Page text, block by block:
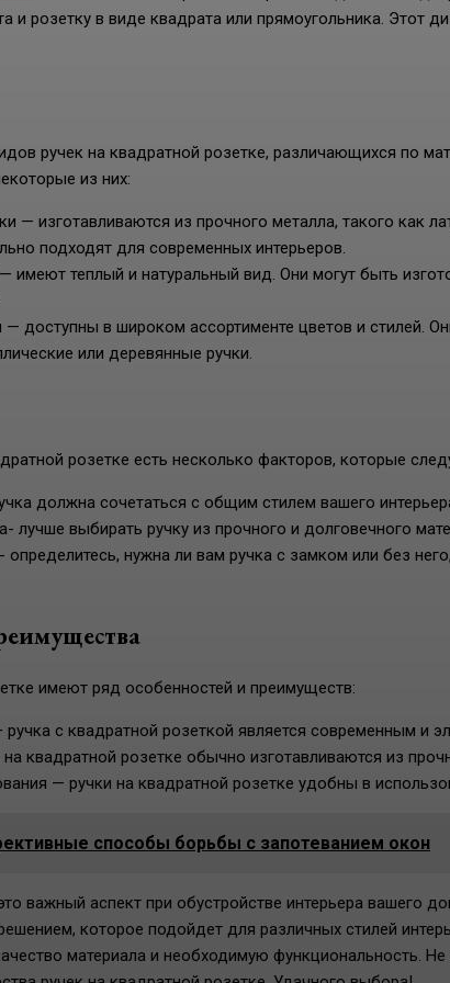
и розетку в виде квадрата или прямоугольника. Этот
ручек на квадратной розетке, различающихся по
из них:
— изготавливаются из прочного металла, такого как
подходят для современных интерьеров.
имеют теплый и натуральный вид. Они могут быть
доступны в широком ассортименте цветов и стилей.
или деревянные ручки.
розетке есть несколько факторов, которые
должна сочетаться с общим стилем вашего
лучше выбирать ручку из прочного и долговечного
нужна ли вам ручка с замком или без
имеют ряд особенностей и преимуществ:
с квадратной розеткой является современным и
квадратной розетке обычно изготавливаются из
— ручки на квадратной розетке удобны в
способы борьбы с запотеванием окон
важный аспект при обустройстве интерьера вашего
которое подойдет для различных стилей
материала и необходимую функциональность.